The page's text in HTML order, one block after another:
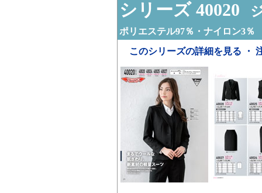
シリーズ 40020
ポリエステル97％・ナイロン3％
このシリーズの詳細を見る ・